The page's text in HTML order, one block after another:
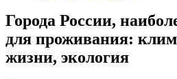
Города России,
для проживания:
жизни, экология